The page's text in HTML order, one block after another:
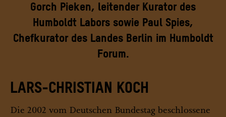
Gorch Pieken, leitender Kurator des
Humboldt Labors sowie Paul Spies,
Chefkurator des Landes Berlin im Humboldt
Forum.
LARS-CHRISTIAN KOCH
Die 2002 vom Deutschen Bundestag beschlossene